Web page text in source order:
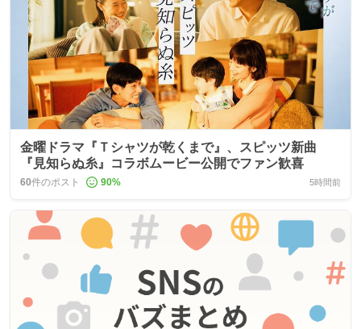
金曜ドラマ『Ｔシャツが乾くまで』、スピッツ新曲
『見知らぬ糸』コラボムービー公開でファン歓喜
60件のポスト 90% 5時間前